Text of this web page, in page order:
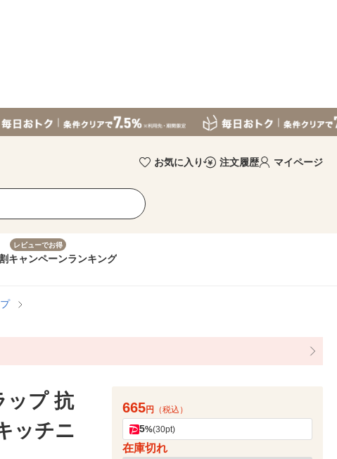
お気に入り 注文履歴 マイページ
レビューでお得
キャンペーンランキング
ップ 抗
ッチニ
665円 （税込）
5%(30pt)
在庫切れ